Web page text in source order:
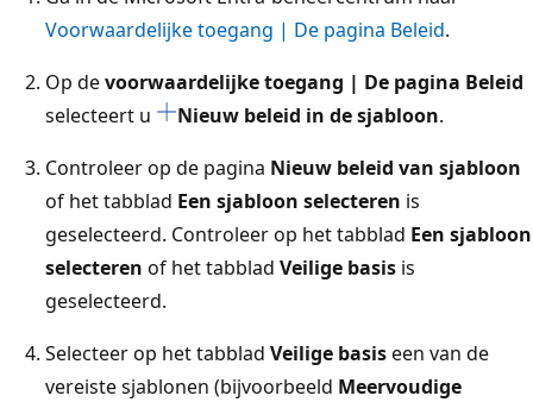
Voorwaardelijke toegang | De pagina Beleid.
Op devoorwaardelijke toegang | De pagina Beleid
selecteert u
Nieuw beleid in de sjabloon.
Controleer op de pagina Nieuw beleid van sjabloon
of het tabblad Een sjabloon selecteren is
geselecteerd. Controleer op het tabblad Een sjabloon
selecteren of het tabblad Veilige basis is
geselecteerd.
Selecteer op het tabblad Veilige basiseen van de
vereiste sjablonen (bijvoorbeeld Meervoudige